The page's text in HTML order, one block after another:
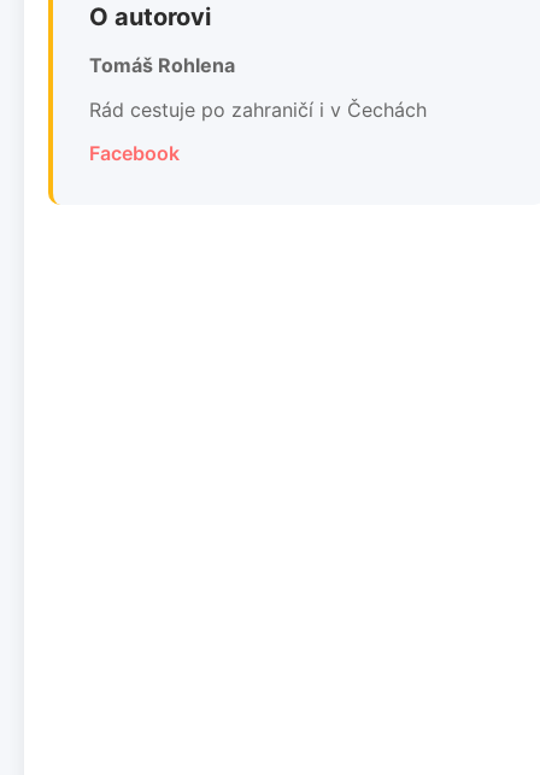
O autorovi
Tomáš Rohlena
Rád cestuje po zahraničí i v Čechách
Facebook